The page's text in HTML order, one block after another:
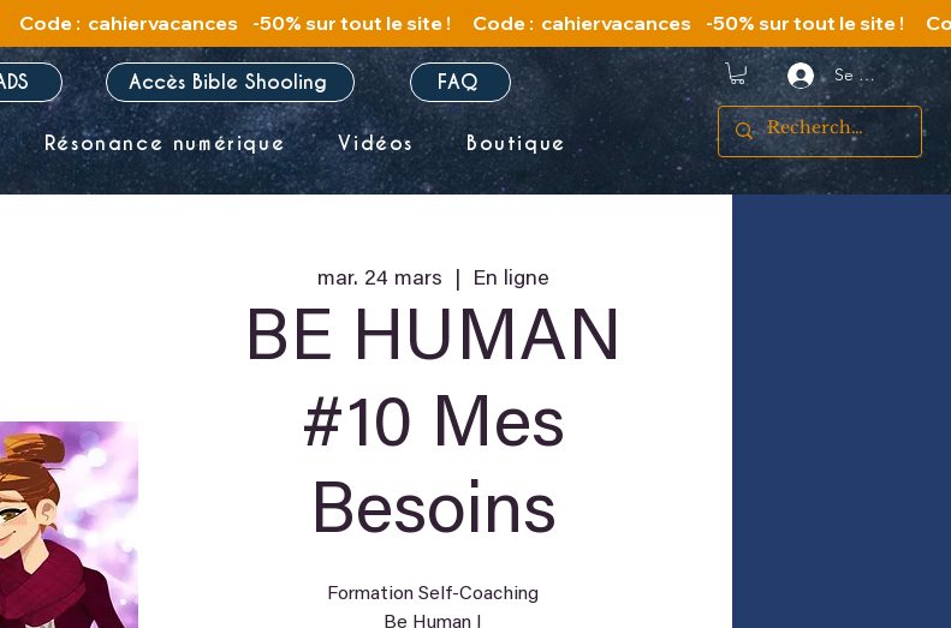
Accès Bible Shooling FAQ
Résonance numérique Vidéos Boutique
Se connecter
mar. 24 mars En ligne
BE HUMAN
#10 Mes
Besoins
Formation Self-Coaching
Be Human I